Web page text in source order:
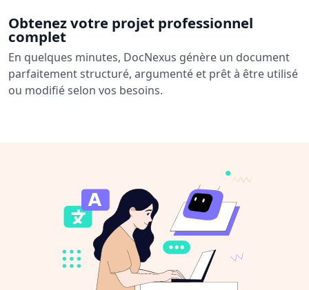
Obtenez votre projet professionnel
complet
En quelques minutes, DocNexus génère un document
parfaitement structuré, argumenté et prêt à être utilisé
ou modifié selon vos besoins.